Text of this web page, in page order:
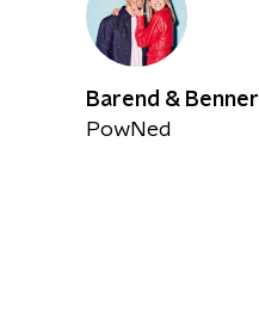
Barend & Benner
PowNed